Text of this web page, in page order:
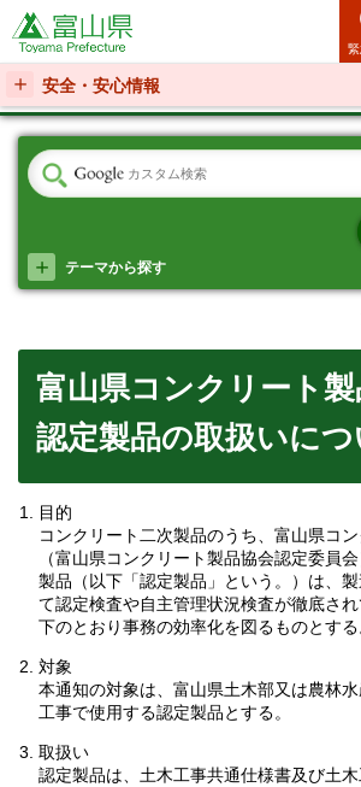
富山県
安全・安心情報
テーマから探す
富山県コンクリート
認定製品の取扱いにつ
目的
コンクリート二次製品のうち、富山県コ
（富山県コンクリート製品協会認定委員
製品（以下「認定製品」という。）は、
て認定検査や自主管理状況検査が徹底さ
下のとおり事務の効率化を図るものとする
対象
本通知の対象は、富山県土木部又は農林
工事で使用する認定製品とする。
取扱い
認定製品は、土木工事共通仕様書及び土